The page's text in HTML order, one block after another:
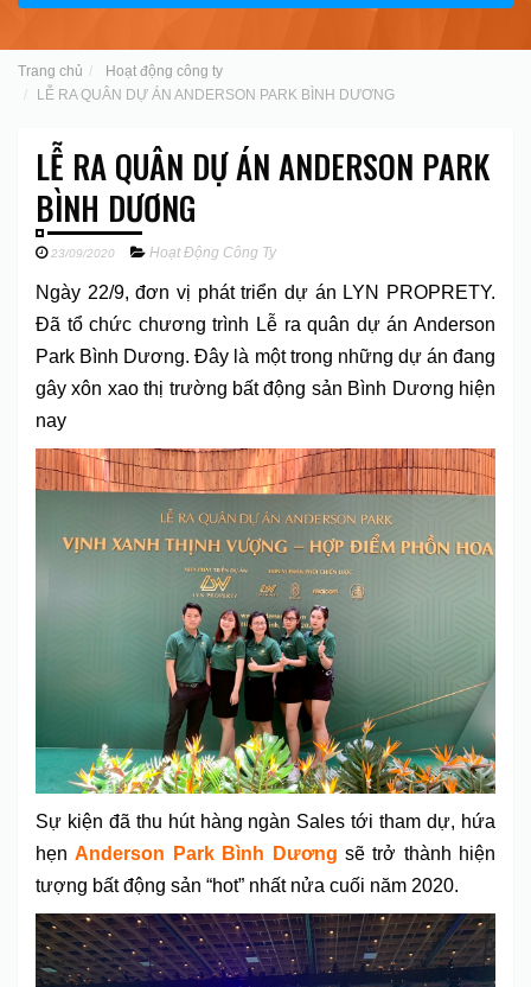
Trang chủ
Hoạt động công ty
LỄ RA QUÂN DỰ ÁN ANDERSON PARK BÌNH DƯƠNG
LỄ RA QUÂN DỰ ÁN ANDERSON PARK
BÌNH DƯƠNG
23/09/2020 Hoạt Động Công Ty
Ngày 22/9, đơn vị phát triển dự án LYN PROPRETY.
Đã tổ chức chương trình Lễ ra quân dự án Anderson
Park Bình Dương. Đây là một trong những dự án đang
gây xôn xao thị trường bất động sản Bình Dương hiện
nay
Sự kiện đã thu hút hàng ngàn Sales tới tham dự, hứa
hẹnAnderson Park Bình Dương sẽ trở thành hiện
tượng bất động sản “hot” nhất nửa cuối năm 2020.